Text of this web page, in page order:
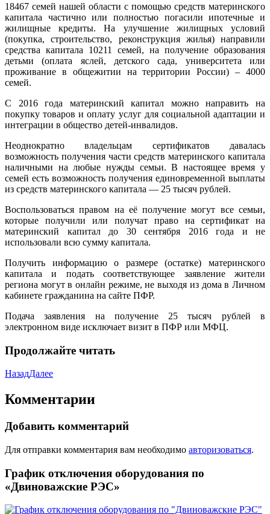
18467 семей нашей области с помощью средств материнского
капитала частично или полностью погасили ипотечные и
жилищные кредиты. На улучшение жилищных условий
(покупка, строительство, реконструкция жилья) направили
средства капитала 10211 семей, на получение образования
детьми (оплата яслей, детского сада, университета или
проживание в общежитии на территории России) – 4000
семей.
С 2016 года материнский капитал можно направить на
покупку товаров и оплату услуг для социальной адаптации и
интеграции в общество детей-инвалидов.
Неоднократно владельцам сертификатов давалась
возможность получения части средств материнского капитала
наличными на любые нужды семьи. В настоящее время у
семей есть возможность получения единовременной выплаты
из средств материнского капитала — 25 тысяч рублей.
Воспользоваться правом на её получение могут все семьи,
которые получили или получат право на сертификат на
материнский капитал до 30 сентября 2016 года и не
использовали всю сумму капитала.
Получить информацию о размере (остатке) материнского
капитала и подать соответствующее заявление жители
региона могут в онлайн режиме, не выходя из дома в Личном
кабинете гражданина на сайте ПФР.
Подача заявления на получение 25 тысяч рублей в
электронном виде исключает визит в ПФР или МФЦ.
Продолжайте читать
НазадДалее
Комментарии
Добавить комментарий
Для отправки комментария вам необходимо авторизоваться.
График отключения оборудования по
«Двиноважские РЭС»